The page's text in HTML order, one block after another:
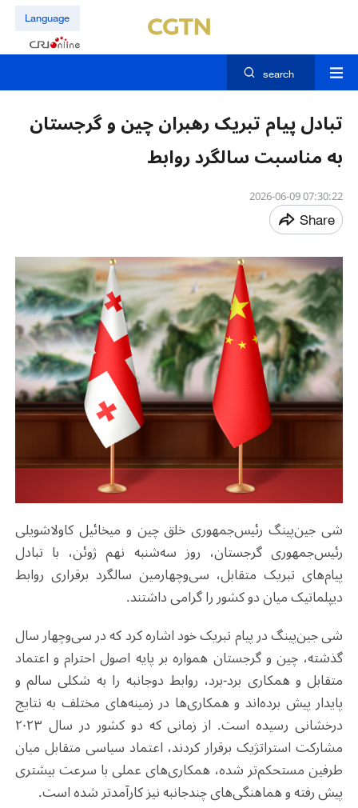
Language
search
تبادل پیام تبریک رهبران چین و گرجستان
به مناسبت سالگرد روابط
07:30:22 2026-06-09
Share
شی جین‌پینگ رئیس‌جمهوری خلق چین و میخائیل کاولاشویلی
رئیس‌جمهوری گرجستان، روز سه‌شنبه نهم ژوئن، با تبادل
پیام‌های تبریک متقابل، سی‌وچهارمین سالگرد برقراری روابط
دیپلماتیک میان دو کشور را گرامی داشتند.
شی جین‌پینگ در پیام تبریک خود اشاره کرد که در سی‌وچهار سال
گذشته، چین و گرجستان همواره بر پایه اصول احترام و اعتماد
متقابل و همکاری برد‑برد، روابط دوجانبه را به شکلی سالم و
پایدار پیش برده‌اند و همکاری‌ها در زمینه‌های مختلف به نتایج
درخشانی رسیده است. از زمانی که دو کشور در سال ۲۰۲۳
مشارکت استراتژیک برقرار کردند، اعتماد سیاسی متقابل میان
طرفین مستحکم‌تر شده، همکاری‌های عملی با سرعت بیشتری
پیش رفته و هماهنگی‌های چندجانبه نیز کارآمدتر شده است.